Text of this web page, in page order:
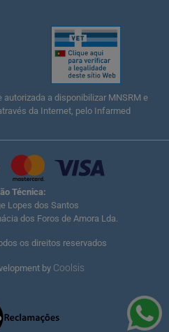
a disponibilizar MNSRM e
da Internet, pelo Infarmed
Técnica:
Lopes dos Santos
dos Foros de Amora Lda.
os direitos reservados
by Coolsis